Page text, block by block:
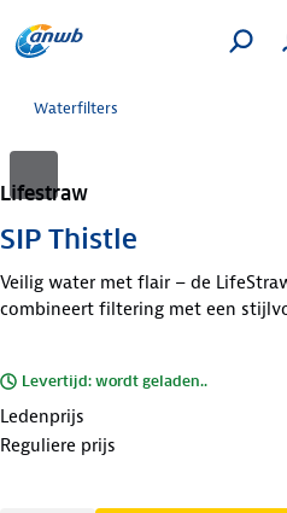
Waterfilters
Lifestraw
SIP Thistle
Veilig water met flair – de
combineert filtering met een
Levertijd: wordt geladen..
Ledenprijs
Reguliere prijs